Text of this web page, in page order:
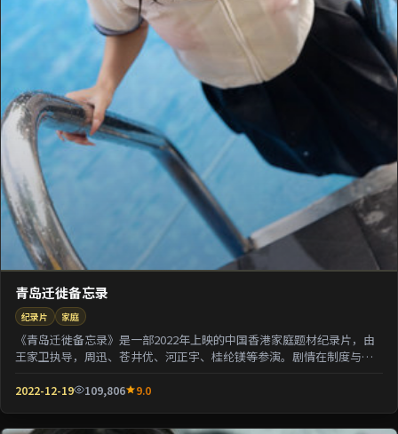
青岛迁徙备忘录
纪录片 家庭
《青岛迁徙备忘录》是一部2022年上映的中国香港家庭题材纪录片，由
王家卫执导，周迅、苍井优、河正宇、桂纶镁等参演。剧情在制度与人
2022-12-19 109,806 9.0